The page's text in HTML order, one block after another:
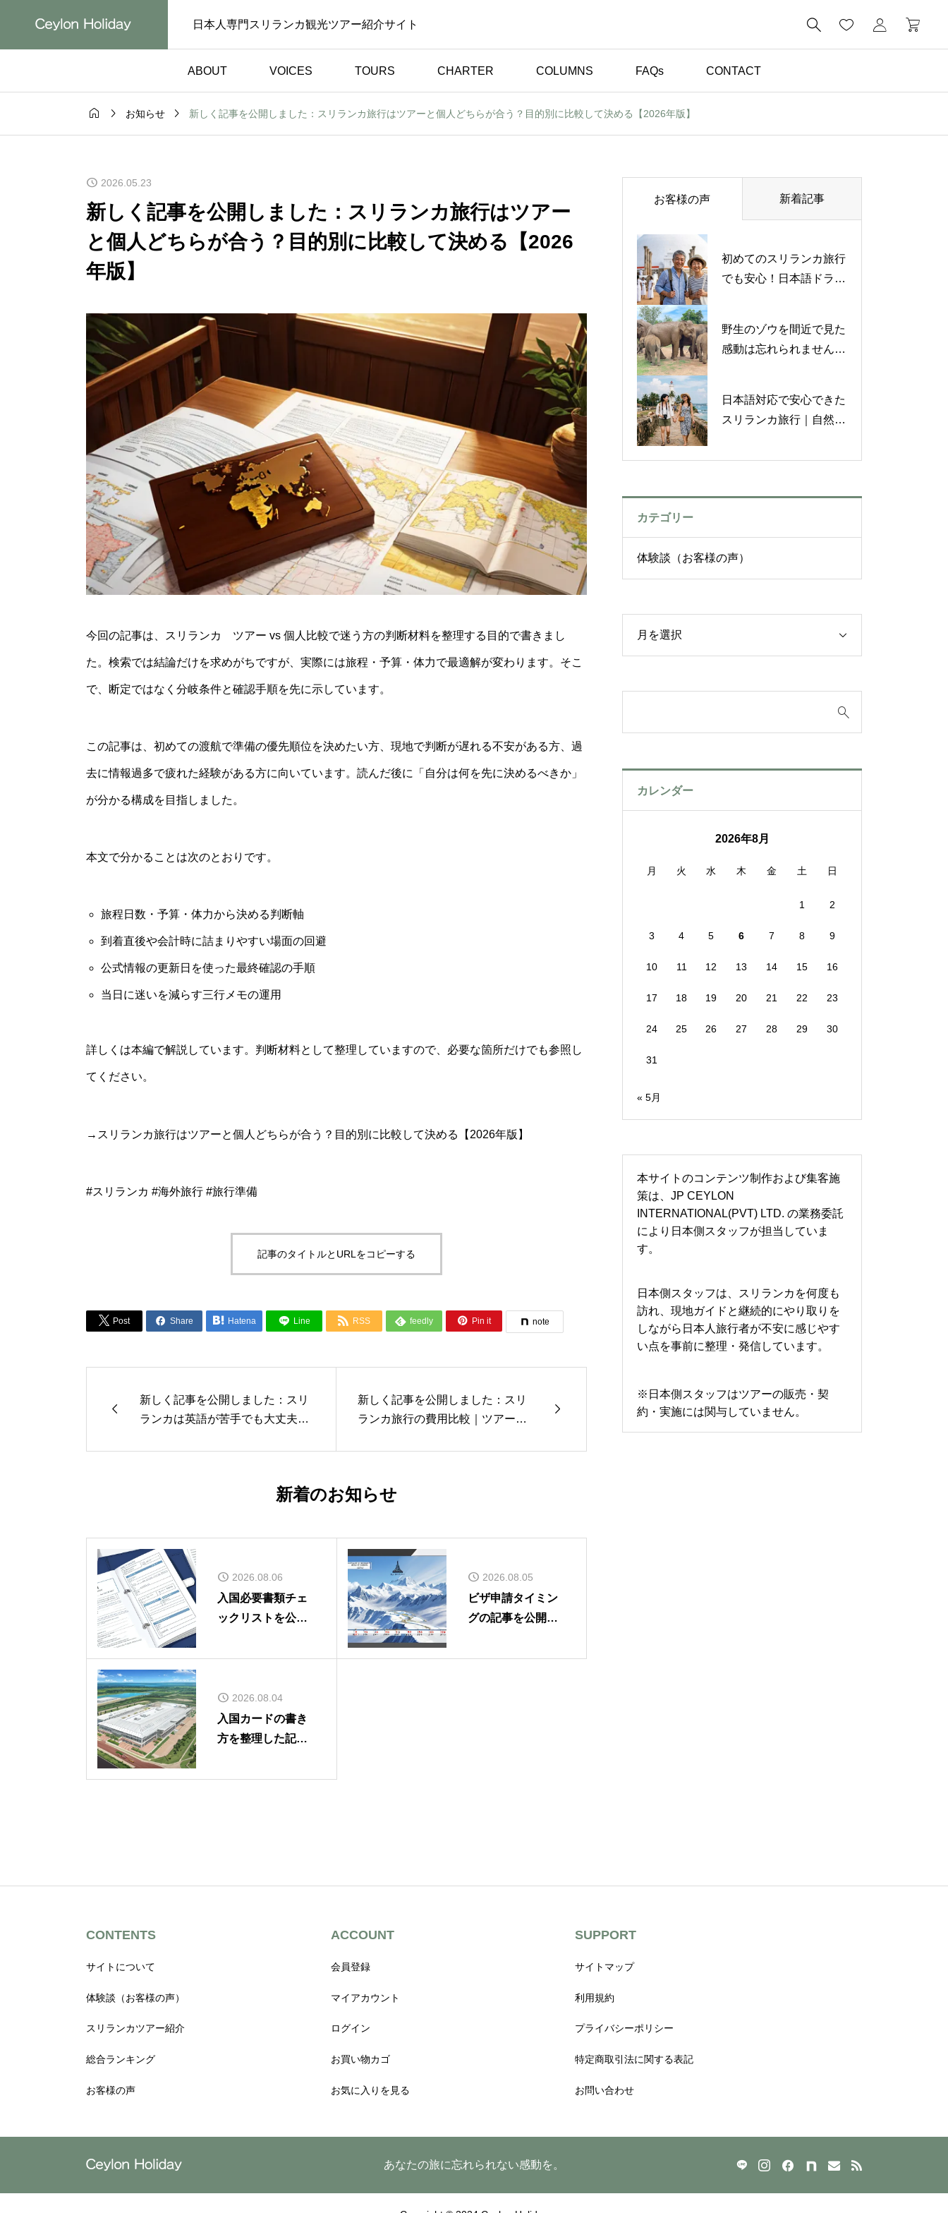
日本人専門スリランカ観光ツアー紹介サイト 
ABOUT VOICES TOURS CHARTER COLUMNS FAQs CONTACT
様の声） 体験談（お客様の声）
っと好きになった体験談
【お客様の声】
体験談（お客様の声）
た｜日本語対応ドライバ
ー体験談【お客様の声】
体験談（お客様の声）
スリランカ旅行体験談
  お知らせ  新しく記事を公開しました：スリランカ旅行はツアーと個人どちらが合う？目的別に比較して決める【2026年版】
2026.05.23
新しく記事を公開しました：スリランカ旅行はツアー
と個人どちらが合う？目的別に比較して決める【2026
年版】
今回の記事は、スリランカ ツアー vs 個人比較で迷う方の判断材料を整理する目的で書きまし
た。検索では結論だけを求めがちですが、実際には旅程・予算・体力で最適解が変わります。そこ
で、断定ではなく分岐条件と確認手順を先に示しています。
この記事は、初めての渡航で準備の優先順位を決めたい方、現地で判断が遅れる不安がある方、過
去に情報過多で疲れた経験がある方に向いています。読んだ後に「自分は何を先に決めるべきか」
が分かる構成を目指しました。
本文で分かることは次のとおりです。
旅程日数・予算・体力から決める判断軸
到着直後や会計時に詰まりやすい場面の回避
公式情報の更新日を使った最終確認の手順
当日に迷いを減らす三行メモの運用
詳しくは本編で解説しています。判断材料として整理していますので、必要な箇所だけでも参照し
てください。
→スリランカ旅行はツアーと個人どちらが合う？目的別に比較して決める【2026年版】
#スリランカ #海外旅行 #旅行準備
記事のタイトルとURLをコピーする
 Post  Share  Hatena Line  RSS  feedly  Pin it note

新しく記事を公開しました：スリ
ランカは英語が苦手でも大丈夫？
新しく記事を公開しました：スリ
ランカ旅行の費用比較｜ツアーと

新着のお知らせ
2026.08.06
入国必要書類チェ
ックリストを公開
2026.08.05
ビザ申請タイミン
グの記事を公開し
2026.08.04
入国カードの書き
方を整理した記事
お客様の声 新着記事
初めてのスリランカ旅行
でも安心！日本語ドライ
野生のゾウを間近で見た
感動は忘れられません｜
日本語対応で安心できた
スリランカ旅行｜自然を
の声】
カテゴリー
体験談（お客様の声）
カレンダー
2026年8月
月 火 水 木 金 土 日
1 2
3 4 5 6 7 8 9
10 11 12 13 14 15 16
17 18 19 20 21 22 23
24 25 26 27 28 29 30
31
« 5月
本サイトのコンテンツ制作および集客施
策は、JP CEYLON
INTERNATIONAL(PVT) LTD. の業務委託
により日本側スタッフが担当していま
す。
日本側スタッフは、スリランカを何度も
訪れ、現地ガイドと継続的にやり取りを
しながら日本人旅行者が不安に感じやす
い点を事前に整理・発信しています。
※日本側スタッフはツアーの販売・契
約・実施には関与していません。
CONTENTS
サイトについて
体験談（お客様の声）
スリランカツアー紹介
総合ランキング
お客様の声
ACCOUNT
会員登録
マイアカウント
ログイン
お買い物カゴ
お気に入りを見る
SUPPORT
サイトマップ
利用規約
プライバシーポリシー
特定商取引法に関する表記
お問い合わせ
あなたの旅に忘れられない感動を。